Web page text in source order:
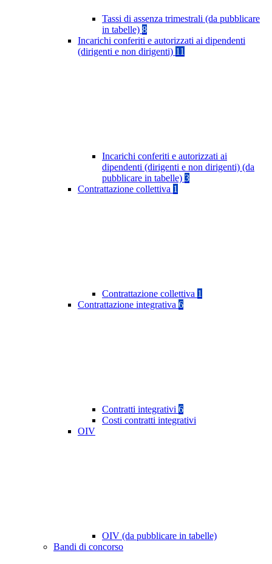
Tassi di assenza trimestrali (da pubblicare
in tabelle) 8
Incarichi conferiti e autorizzati ai dipendenti
(dirigenti e non dirigenti) 11
Incarichi conferiti e autorizzati ai
dipendenti (dirigenti e non dirigenti) (da
pubblicare in tabelle) 3
Contrattazione collettiva 1
Contrattazione collettiva 1
Contrattazione integrativa 6
Contratti integrativi 6
Costi contratti integrativi
OIV
OIV (da pubblicare in tabelle)
Bandi di concorso